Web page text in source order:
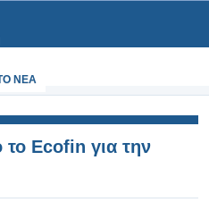
NEA
Ecofin για την